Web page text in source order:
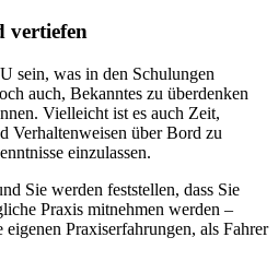
vertiefen
sein, was in den Schulungen
auch, Bekanntes zu überdenken
Vielleicht ist es auch Zeit,
Verhaltenweisen über Bord zu
einzulassen.
Sie werden feststellen, dass Sie
Praxis mitnehmen werden –
Praxiserfahrungen, als Fahrer